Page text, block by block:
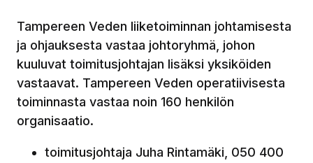
Tampereen Veden liiketoiminnan johtamisesta
ja ohjauksesta vastaa johtoryhmä, johon
kuuluvat toimitusjohtajan lisäksi yksiköiden
vastaavat. Tampereen Veden operatiivisesta
toiminnasta vastaa noin 160 henkilön
organisaatio.
toimitusjohtaja Juha Rintamäki, 050 400